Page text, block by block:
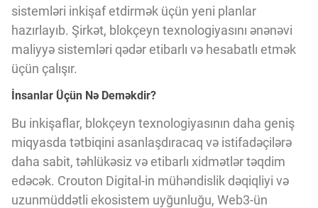
sistemləri inkişaf etdirmək üçün yeni planlar
hazırlayıb. Şirkət, blokçeyn texnologiyasını ənənəvi
maliyyə sistemləri qədər etibarlı və hesabatlı etmək
üçün çalışır.
İnsanlar Üçün Nə Deməkdir?
Bu inkişaflar, blokçeyn texnologiyasının daha geniş
miqyasda tətbiqini asanlaşdıracaq və istifadəçilərə
daha sabit, təhlükəsiz və etibarlı xidmətlər təqdim
edəcək. Crouton Digital-in mühəndislik dəqiqliyi və
uzunmüddətli ekosistem uyğunluğu, Web3-ün